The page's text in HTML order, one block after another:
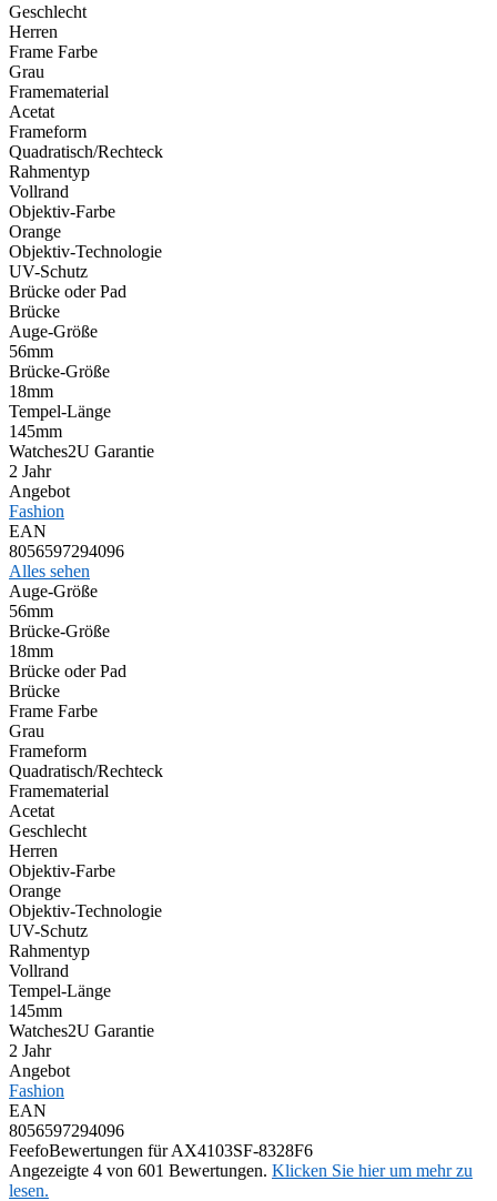
Geschlecht
Herren
Frame Farbe
Grau
Framematerial
Acetat
Frameform
Quadratisch/Rechteck
Rahmentyp
Vollrand
Objektiv-Farbe
Orange
Objektiv-Technologie
UV-Schutz
Brücke oder Pad
Brücke
Auge-Größe
56mm
Brücke-Größe
18mm
Tempel-Länge
145mm
Watches2U Garantie
2 Jahr
Angebot
Fashion
EAN
8056597294096
Alles sehen
Auge-Größe
56mm
Brücke-Größe
18mm
Brücke oder Pad
Brücke
Frame Farbe
Grau
Frameform
Quadratisch/Rechteck
Framematerial
Acetat
Geschlecht
Herren
Objektiv-Farbe
Orange
Objektiv-Technologie
UV-Schutz
Rahmentyp
Vollrand
Tempel-Länge
145mm
Watches2U Garantie
2 Jahr
Angebot
Fashion
EAN
8056597294096
FeefoBewertungen für AX4103SF-8328F6
Angezeigte 4 von 601 Bewertungen. Klicken Sie hier um mehr zu
lesen.